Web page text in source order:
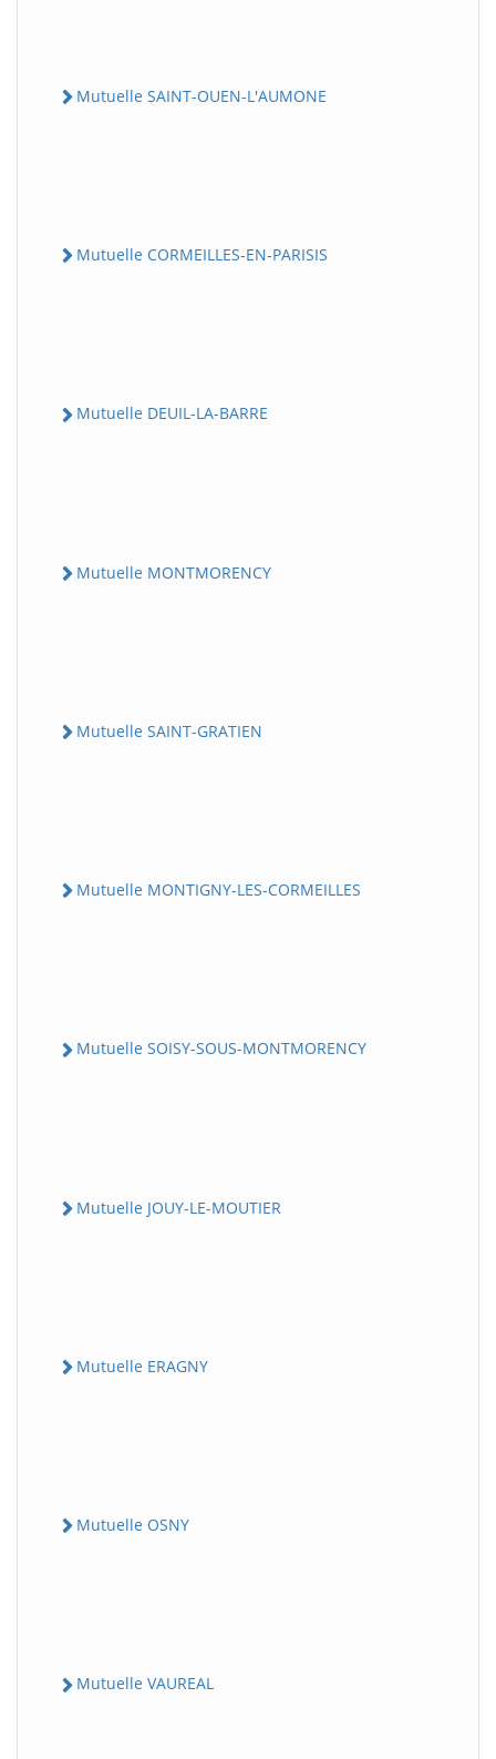
Mutuelle SAINT-OUEN-L'AUMONE
Mutuelle CORMEILLES-EN-PARISIS
Mutuelle DEUIL-LA-BARRE
Mutuelle MONTMORENCY
Mutuelle SAINT-GRATIEN
Mutuelle MONTIGNY-LES-CORMEILLES
Mutuelle SOISY-SOUS-MONTMORENCY
Mutuelle JOUY-LE-MOUTIER
Mutuelle ERAGNY
Mutuelle OSNY
Mutuelle VAUREAL